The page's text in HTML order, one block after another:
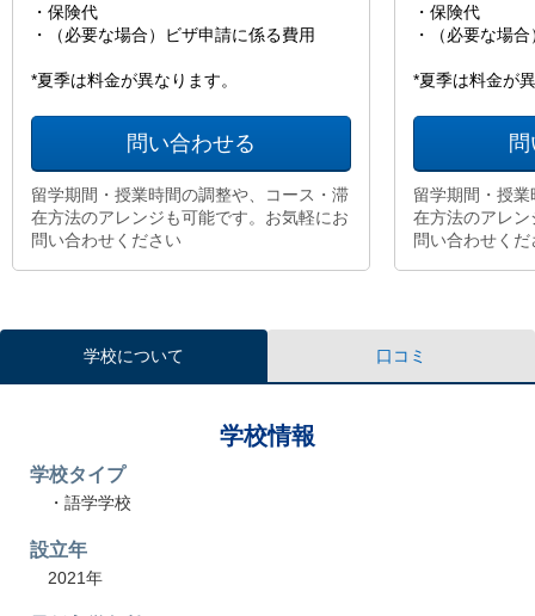
・保険代
・（必要な場合）ビザ申請に係る費用
*夏季は料金が異なります。
問い合わせる
留学期間・授業時間の調整や、コース・滞
在方法のアレンジも可能です。お気軽にお
問い合わせください
・保険代
・（必要な場
*夏季は料金が
留学期間・授
在方法のアレ
問い合わせくだ
学校について 口コミ
学校情報
学校タイプ
・語学学校
設立年
2021年